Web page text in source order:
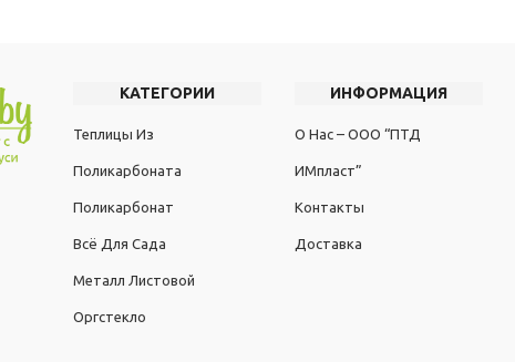
КАТЕГОРИИ
Теплицы Из
Поликарбоната
Поликарбонат
Всё Для Сада
Металл Листовой
Оргстекло
ИНФОРМАЦИЯ
О Нас – ООО “ПТД
ИМпласт”
Контакты
Доставка